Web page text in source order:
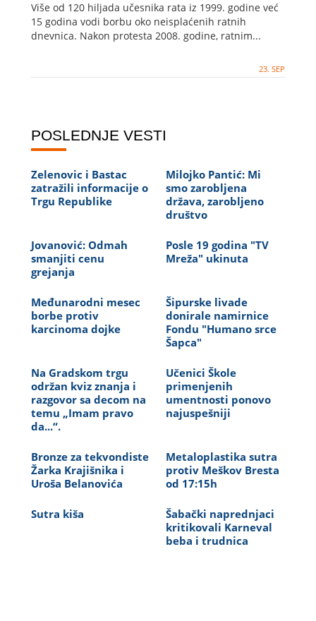
Više od 120 hiljada učesnika rata iz 1999. godine već
15 godina vodi borbu oko neisplaćenih ratnih
dnevnica. Nakon protesta 2008. godine, ratnim...
23. SEP
POSLEDNJE VESTI
Zelenovic i Bastac
zatražili informacije o
Trgu Republike
Milojko Pantić: Mi
smo zarobljena
država, zarobljeno
društvo
Jovanović: Odmah
smanjiti cenu
grejanja
Posle 19 godina "TV
Mreža" ukinuta
Međunarodni mesec
borbe protiv
karcinoma dojke
Šipurske livade
donirale namirnice
Fondu "Humano srce
Šapca"
Na Gradskom trgu
održan kviz znanja i
razgovor sa decom na
temu „Imam pravo
da...“.
Učenici Škole
primenjenih
umentnosti ponovo
najuspešniji
Bronze za tekvondiste
Žarka Krajišnika i
Uroša Belanovića
Metaloplastika sutra
protiv Meškov Bresta
od 17:15h
Sutra kiša
Šabački naprednjaci
kritikovali Karneval
beba i trudnica